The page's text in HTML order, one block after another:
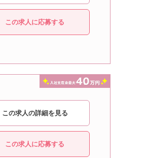
この求人に応募する
この求人の詳細を見る
この求人に応募する